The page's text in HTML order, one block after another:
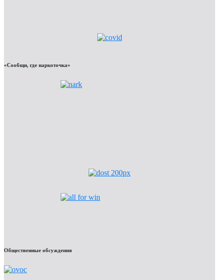
«Сообщи, где наркоточка»
Общественные обсуждения